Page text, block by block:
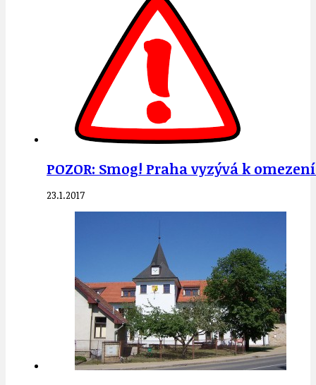
POZOR: Smog! Praha vyzývá k
23.1.2017